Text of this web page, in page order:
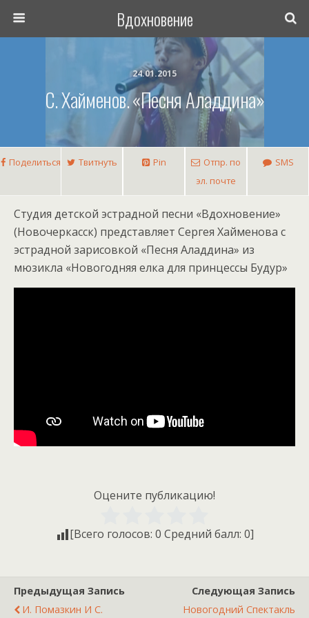
Вдохновение
24.01.2015
С. Хайменов. «Песня Аладдина»
Поделиться Твитнуть Pin
Отпр. по
эл. почте
SMS
Студия детской эстрадной песни «Вдохновение»
(Новочеркасск) представляет Сергея Хайменова с
эстрадной зарисовкой «Песня Аладдина» из
мюзикла «Новогодняя елка для принцессы Будур»
Оцените публикацию!
[Всего голосов: 0 Средний балл: 0]
Предыдущая Запись
И. Помазкин И С.
Следующая Запись
Новогодний Спектакль